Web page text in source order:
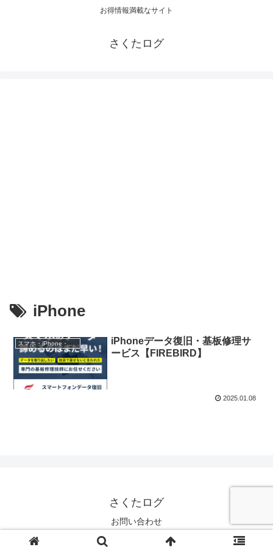
お得情報満載なサイト
さくたログ
iPhone
iPhoneデータ復旧・基板修理サ
ービス【FIREBIRD】
2025.01.08
さくたログ
お問い合わせ
© 2024 さくたログ.